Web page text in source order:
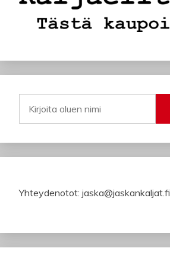
Yhteydenotot: jaska@jaskankaljat.fi